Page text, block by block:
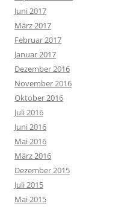
Juni 2017
März 2017
Februar 2017
Januar 2017
Dezember 2016
November 2016
Oktober 2016
Juli 2016
Juni 2016
Mai 2016
März 2016
Dezember 2015
Juli 2015
Mai 2015